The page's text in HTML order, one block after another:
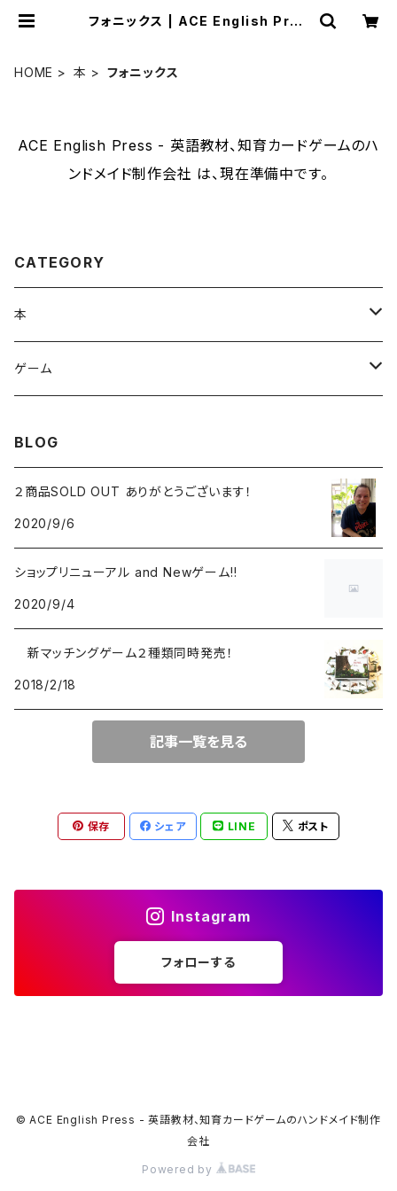
フォニックス | ACE English Pres
HOME
本 フォニックス
ACE English Press - 英語教材、知育カードゲームのハ
ンドメイド制作会社 は、現在準備中です。
CATEGORY
本
フォニックス
ゲーム
BLOG
２商品SOLD OUT ありがとうございます！
2020/9/6
ショップリニューアル and Newゲーム!!
2020/9/4
新マッチングゲーム２種類同時発売！
2018/2/18
記事一覧を見る
保存 シェア LINE ポスト
Instagram
フォローする
© ACE English Press - 英語教材、知育カードゲームのハンドメイド制作
会社
Powered by